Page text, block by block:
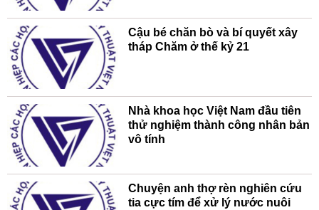
Cậu bé chăn bò và bí quyết xây
tháp Chăm ở thế kỷ 21
Nhà khoa học Việt Nam đầu tiên
thử nghiệm thành công nhân bản
vô tính
Chuyện anh thợ rèn nghiên cứu
tia cực tím để xử lý nước nuôi